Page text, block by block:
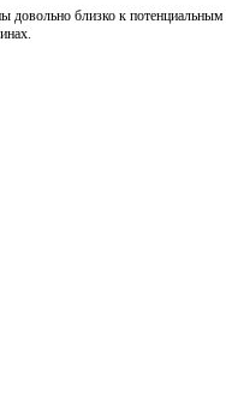
довольно близко к